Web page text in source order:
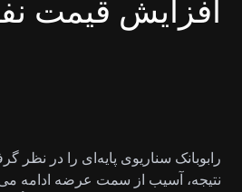
افزایش قیمت
رابوبانک سناریوی پایه‌ای را در نظر
نتیجه، آسیب از سمت عرضه ادامه